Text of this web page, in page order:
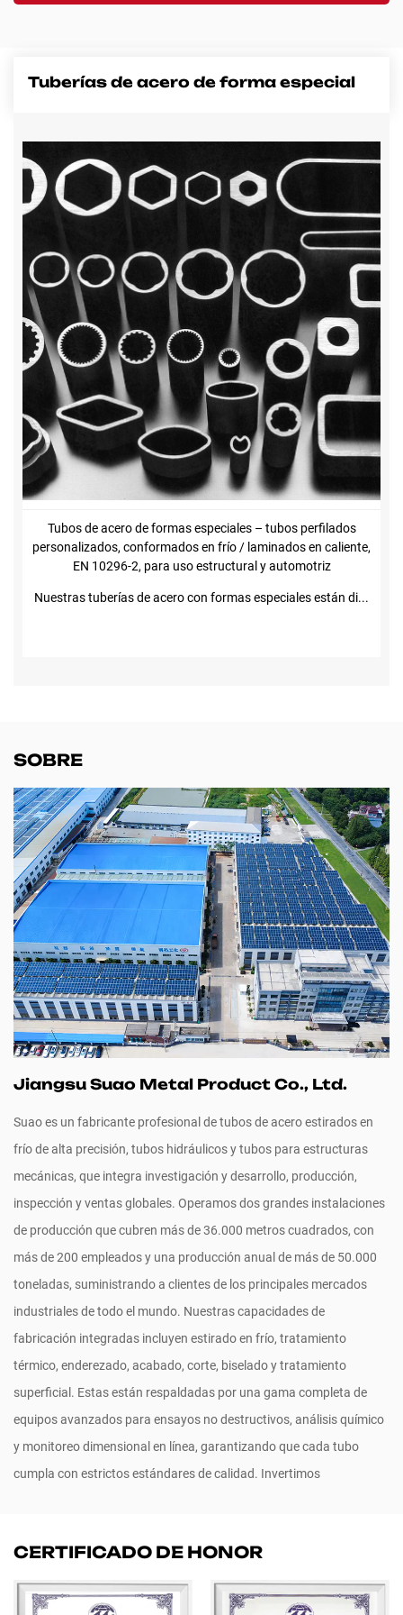
Tuberías de acero de forma especial
Tubos de acero de formas especiales – tubos perfilados
personalizados, conformados en frío / laminados en caliente,
EN 10296-2, para uso estructural y automotriz
Nuestras tuberías de acero con formas especiales están di...
SOBRE
Jiangsu Suao Metal Product Co., Ltd.
Suao es un fabricante profesional de tubos de acero estirados en
frío de alta precisión, tubos hidráulicos y tubos para estructuras
mecánicas, que integra investigación y desarrollo, producción,
inspección y ventas globales. Operamos dos grandes instalaciones
de producción que cubren más de 36.000 metros cuadrados, con
más de 200 empleados y una producción anual de más de 50.000
toneladas, suministrando a clientes de los principales mercados
industriales de todo el mundo. Nuestras capacidades de
fabricación integradas incluyen estirado en frío, tratamiento
térmico, enderezado, acabado, corte, biselado y tratamiento
superficial. Estas están respaldadas por una gama completa de
equipos avanzados para ensayos no destructivos, análisis químico
y monitoreo dimensional en línea, garantizando que cada tubo
cumpla con estrictos estándares de calidad. Invertimos
bajo volumen. Nuestros productos son ampliamente utilizados en
maquinaria de construcción, sistemas hidráulicos, autopartes,
energía eólica, construcción naval, ferrocarriles y los sectores de
CERTIFICADO DE HONOR